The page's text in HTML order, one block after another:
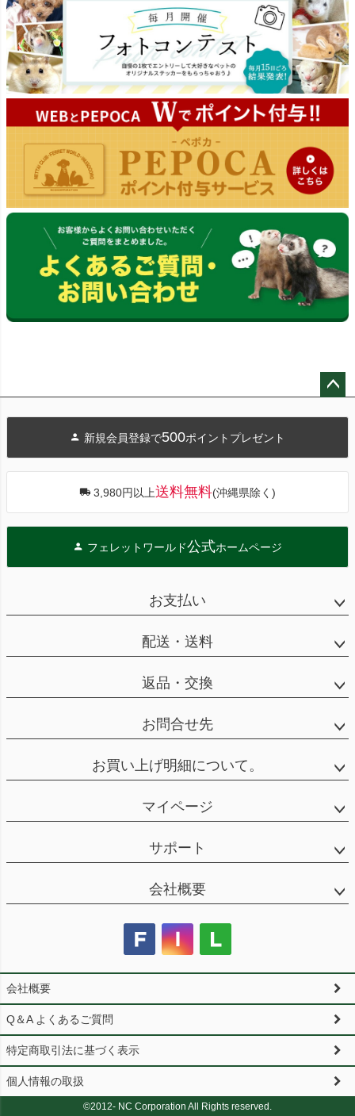
へ
新規会員登録で500ポイントプレゼント
3,980円以上送料無料(沖縄県除く)
フェレットワールド公式ホームページ
お支払い
配送・送料
返品・交換
お問合せ先
お買い上げ明細について。
マイページ
サポート
会社概要
会社概要
Q＆A よくあるご質問
特定商取引法に基づく表示
個人情報の取扱
©2012- NC Corporation All Rights reserved.